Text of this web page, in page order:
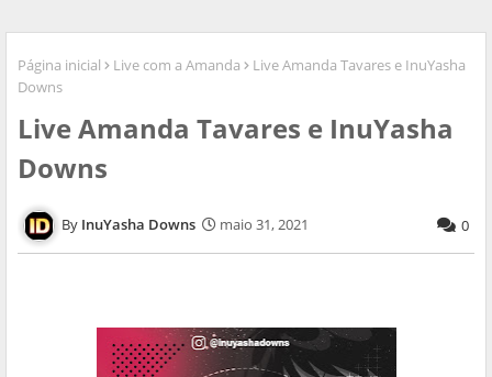
Página inicial Live com a Amanda
Live Amanda Tavares e InuYasha
Downs
Live Amanda Tavares e InuYasha
Downs
InuYasha Downs maio 31, 2021 0